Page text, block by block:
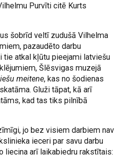
Purvīti citē Kurts
šobrīd veltī zudušā Vilhelma
pazaudēto darbu
tie atkal kļūtu pieejami latviešu
Šlēsvigas muzejā
meitene, kas no šodienas
Gluži tāpat, kā arī
kad tas tiks pilnībā
jo bez visiem darbiem nav
ieceri par savu darbu
liecina arī laikabiedru rakstītais: